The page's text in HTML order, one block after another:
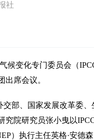
社
候变化专门委员会（
席会议。
部、国家发展改革委
院研究员张小曳以
）执行主任英格·安德